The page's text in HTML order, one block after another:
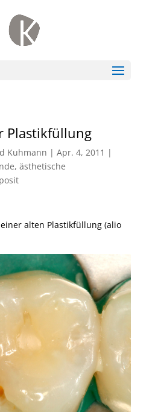
Plastikfüllung
Kuhmann | Apr. 4, 2011 |
, ästhetische
alten Plastikfüllung (alio